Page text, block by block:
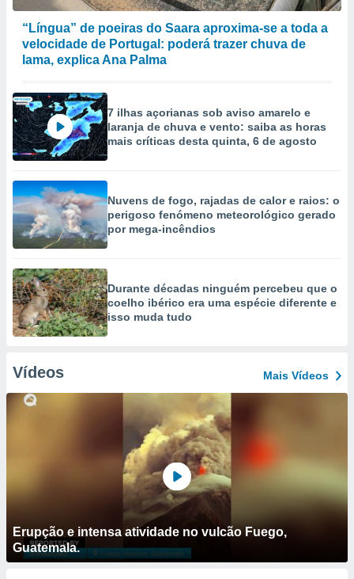
“Língua” de poeiras do Saara aproxima-se a toda a
velocidade de Portugal: poderá trazer chuva de
lama, explica Ana Palma
7 ilhas açorianas sob aviso amarelo e
laranja de chuva e vento: saiba as horas
mais críticas desta quinta, 6 de agosto
Nuvens de fogo, rajadas de calor e raios: o
perigoso fenómeno meteorológico gerado
por mega-incêndios
Durante décadas ninguém percebeu que o
coelho ibérico era uma espécie diferente e
isso muda tudo
Vídeos Mais Vídeos
Erupção e intensa atividade no vulcão Fuego,
Guatemala.